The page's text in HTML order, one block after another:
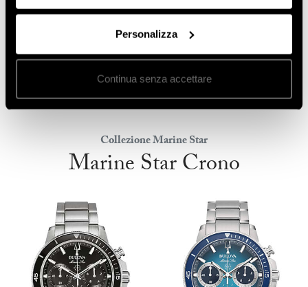
Personalizza
Continua senza accettare
369
Collezione Marine Star
Marine Star Crono